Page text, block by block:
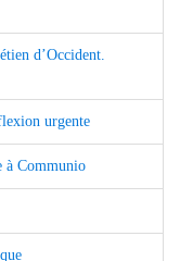
d’Occident.
urgente
à Communio